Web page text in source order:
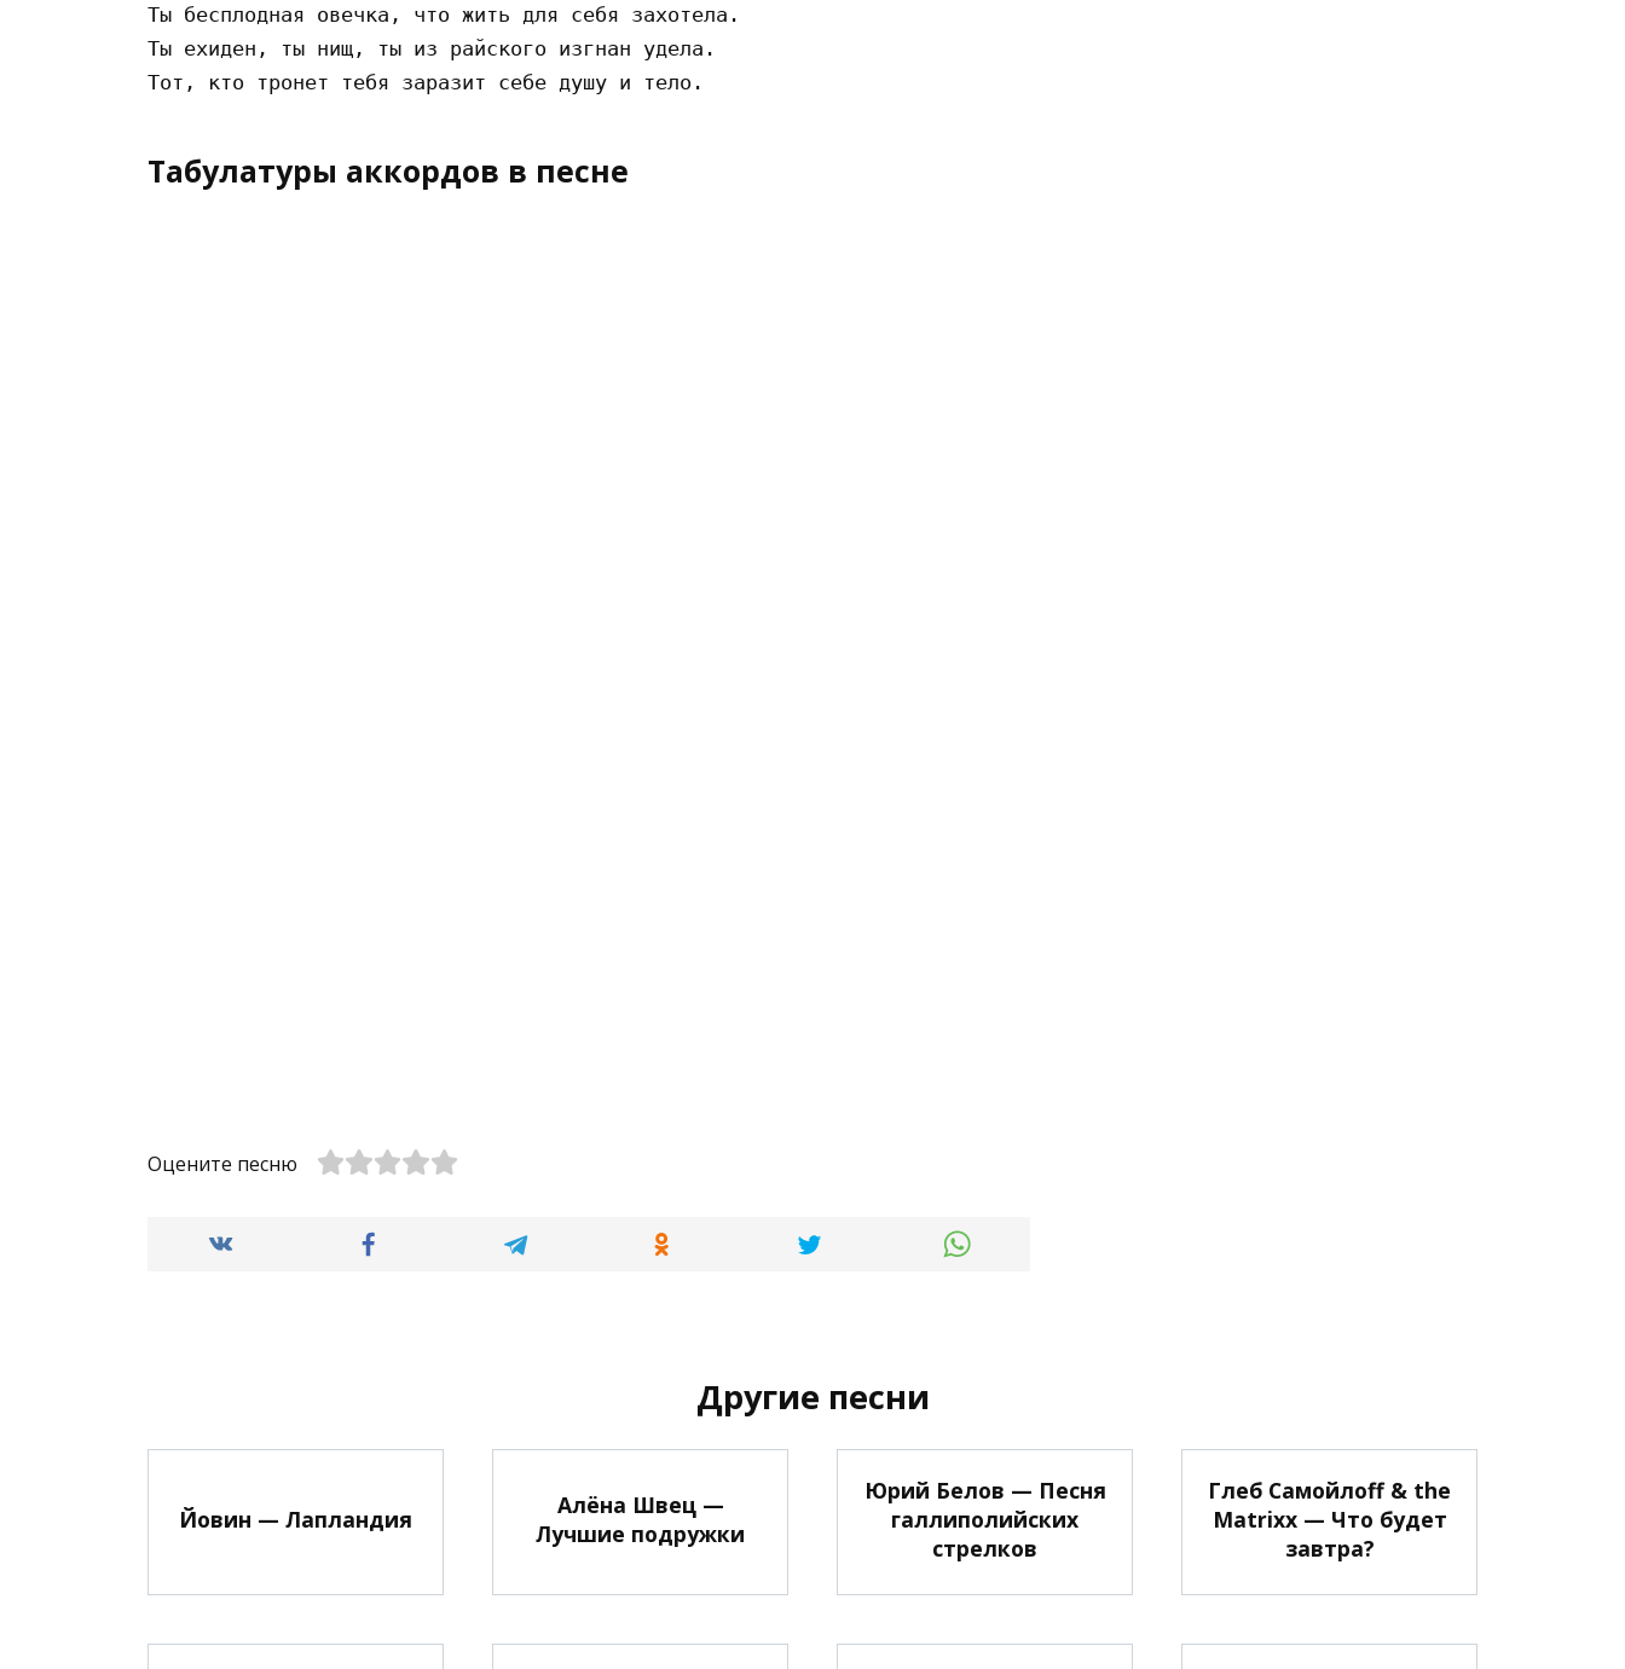
Ты бесплодная овечка, что жить для себя захотела.
Ты ехиден, ты нищ, ты из райского изгнан удела.
Табулатуры аккордов в песне
Оцените песню
Другие песни
Йовин — Лапландия
Алёна Швец —
Лучшие подружки
Юрий Белов — Песня
галлиполийских
стрелков
Глеб Самойлоff & the
Matrixx — Что будет
завтра?